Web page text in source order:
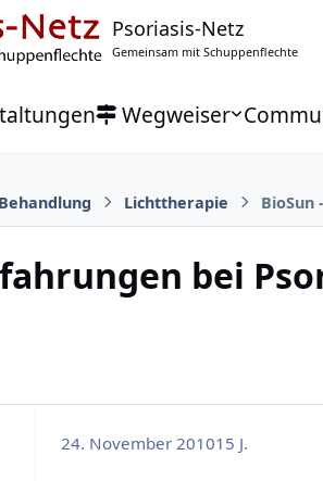
Psoriasis-Netz
Gemeinsam mit Schuppenflechte
Wegweiser
Behandlung Lichttherapie BioSun
bei
24. November 201015 J.